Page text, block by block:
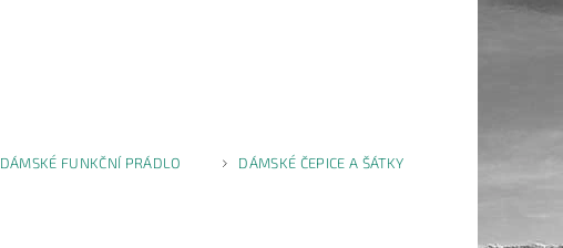
DÁMSKÉ FUNKČNÍ PRÁDLO
DÁMSKÉ ČEPICE A ŠÁTKY